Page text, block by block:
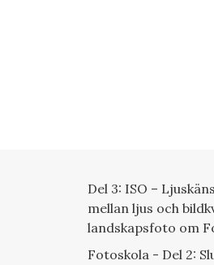
Del 3: ISO –
mellan ljus och
landskapsfoto om
Fotoskola - Del 2: